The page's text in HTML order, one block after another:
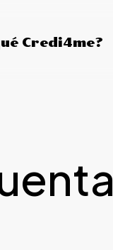
Credi4me?